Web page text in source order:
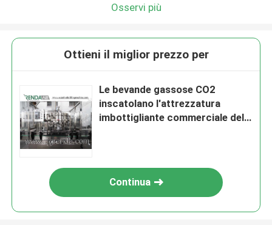
Osservi più
Ottieni il miglior prezzo per
Le bevande gassose CO2
inscatolano l'attrezzatura
imbottigliante commerciale della
Continua